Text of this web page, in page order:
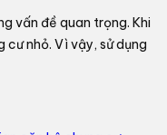
vấn đề quan trọng. Khi
nhỏ. Vì vậy, sử dụng